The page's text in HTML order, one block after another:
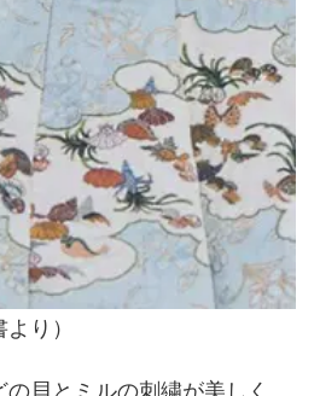
り）
貝とミルの刺繍が美しく、